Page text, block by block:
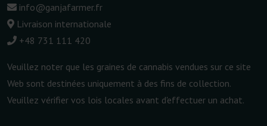
info@ganjafarmer.fr
Livraison internationale
+48 731 111 420
Veuillez noter que les graines de cannabis vendues sur ce site
Web sont destinées uniquement à des fins de collection.
Veuillez vérifier vos lois locales avant d'effectuer un achat.